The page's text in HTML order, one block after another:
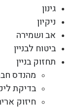
גינון
ניקיון
אב ושמירה
ביטוח לבניין
תחזוק בניין
מהנדס
בדיקת
חיזוק